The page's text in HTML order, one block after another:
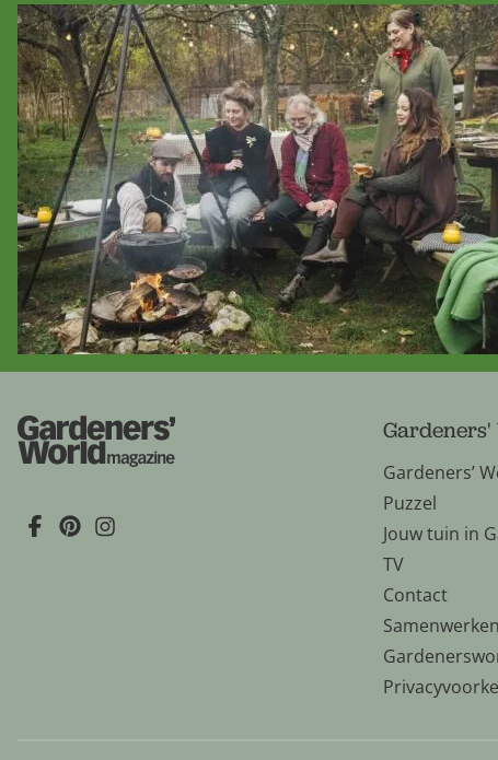
Gardeners’
Puzzel
Jouw tuin in
TV
Contact
Samenwerken